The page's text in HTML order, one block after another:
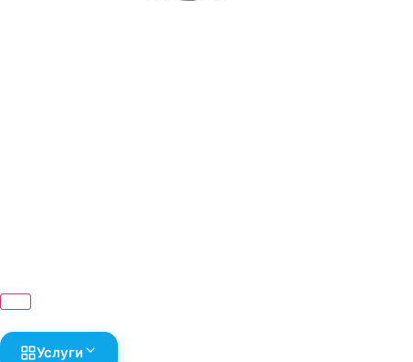
Услуги